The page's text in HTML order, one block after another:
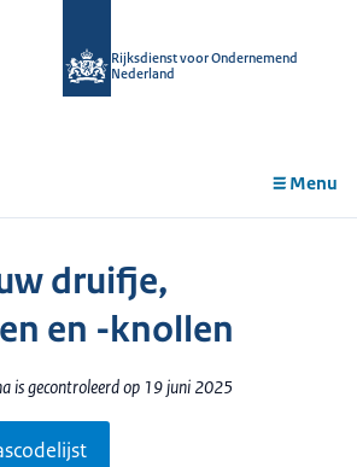
Rijksdienst voor Ondernemend
Nederland
Menu
druifje,
en -knollen
is gecontroleerd op 19 juni 2025